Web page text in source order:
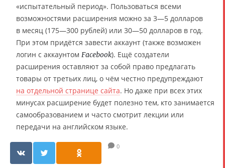
«испытательный период». Пользоваться всеми
возможностями расширения можно за 3—5 долларов
в месяц (175—300 рублей) или 30—50 долларов в год.
При этом придётся завести аккаунт (также возможен
логин с аккаунтом Facebook). Ещё создатели
расширения оставляют за собой право предлагать
товары от третьих лиц, о чём честно предупреждают
на отдельной странице сайта. Но даже при всех этих
минусах расширение будет полезно тем, кто занимается
самообразованием и часто смотрит лекции или
передачи на английском языке.
0